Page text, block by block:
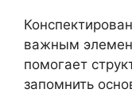
важным
помогает
запомнить